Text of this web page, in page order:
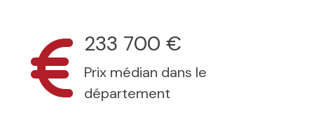
233 700 €
Prix médian dans le
département